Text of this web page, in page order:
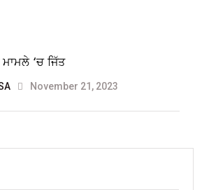
‘ਚ ਜਿੱਤ
November 21, 2023